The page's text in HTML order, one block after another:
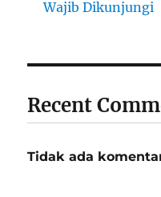
Wajib Dikunjungi
Recent
Tidak ada